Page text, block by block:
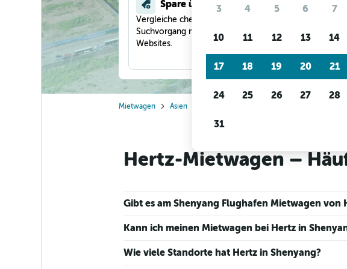
Spare über 40 %
Vergleiche checkfelix in einem
Suchvorgang mit anderen Reise-
Websites.
Preis-
Angebot?
Lass
benachrichtigen
reduziert
Mietwagen Asien
Hertz-Mietwagen –
Gibt es am Shenyang Flughafen Mietwagen von
Kann ich meinen Mietwagen bei Hertz in
Wie viele Standorte hat Hertz in Shenyang?
3 4 5 6 7
10 11 12 13 14
17 18 19 20 21
24 25 26 27 28
31